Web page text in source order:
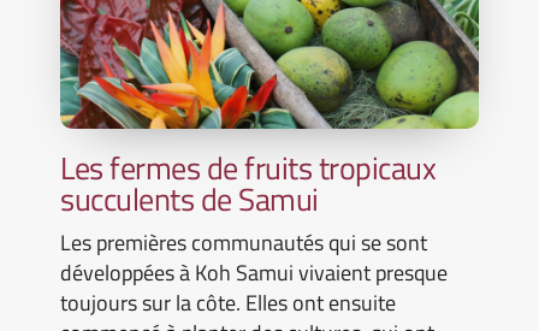
Les fermes de fruits tropicaux
succulents de Samui
Les premières communautés qui se sont
développées à Koh Samui vivaient presque
toujours sur la côte. Elles ont ensuite